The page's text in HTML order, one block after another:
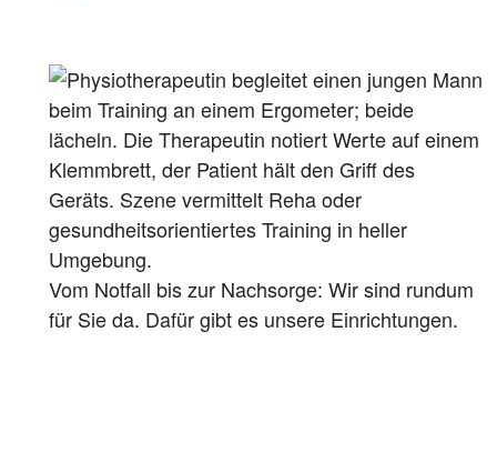
Vom Notfall bis zur Nachsorge: Wir sind rundum
für Sie da. Dafür gibt es unsere Einrichtungen.